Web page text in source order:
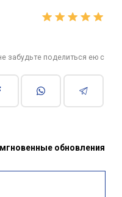
забудьте поделиться ею с
обновления